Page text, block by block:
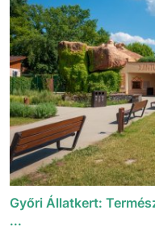
Győri Állatkert:
...